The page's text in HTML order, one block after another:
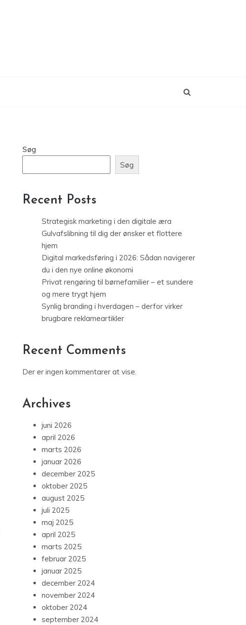
Søg
Søg
Recent Posts
Strategisk marketing i den digitale æra
Gulvafslibning til dig der ønsker et flottere
hjem
Digital markedsføring i 2026: Sådan navigerer
du i den nye online økonomi
Privat rengøring til børnefamilier – et sundere
og mere trygt hjem
Synlig branding i hverdagen – derfor virker
brugbare reklameartikler
Recent Comments
Der er ingen kommentarer at vise.
Archives
juni 2026
april 2026
marts 2026
januar 2026
december 2025
oktober 2025
august 2025
juli 2025
maj 2025
april 2025
marts 2025
februar 2025
januar 2025
december 2024
november 2024
oktober 2024
september 2024